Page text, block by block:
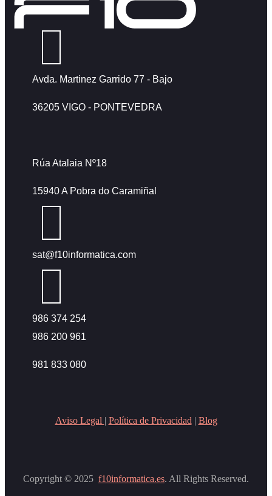
Avda. Martinez Garrido 77 - Bajo
36205 VIGO - PONTEVEDRA
Rúa Atalaia Nº18
15940 A Pobra do Caramiñal
sat@f10informatica.com
986 374 254
986 200 961
981 833 080
Aviso Legal | Política de Privacidad | Blog
Copyright © 2025 f10informatica.es. All Rights Reserved.